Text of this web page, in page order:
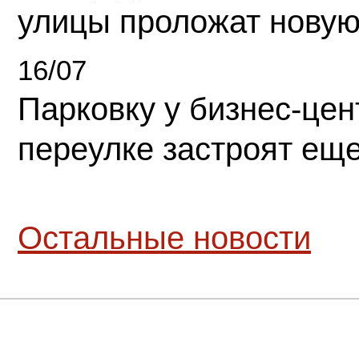
улицы проложат
16/07
Парковку у бизнес-
переулке застроят
Остальные новости